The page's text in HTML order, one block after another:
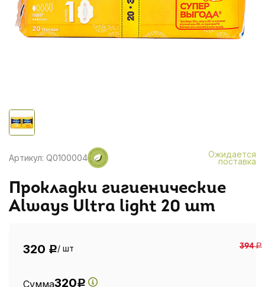
Артикул: Q0100004 Ожидается
поставка
Прокладки гигиенические
Always Ultra light 20 шт
320 Р/ шт 394Р
Сумма320Р